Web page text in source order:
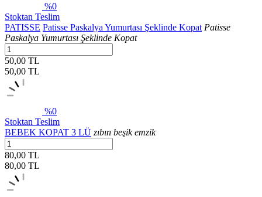
%0
Stoktan Teslim
PATISSE Patisse Paskalya Yumurtası Şeklinde Kopat Patisse
Paskalya Yumurtası Şeklinde Kopat
50,00 TL
50,00 TL
%0
Stoktan Teslim
BEBEK KOPAT 3 LÜ zıbın beşik emzik
80,00 TL
80,00 TL